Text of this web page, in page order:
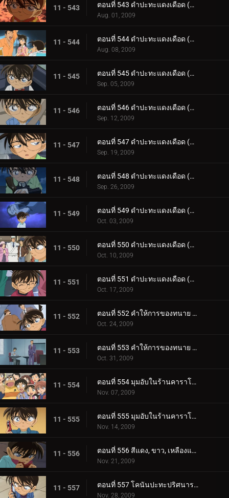
11 - 543 ตอนที่ 543 ดำปะทะแดงเดือด (ตอน 6)
Aug. 01, 2009
11 - 544 ตอนที่ 544 ดำปะทะแดงเดือด (ตอน 7)
Aug. 08, 2009
11 - 545 ตอนที่ 545 ดำปะทะแดงเดือด (ตอน 8)
Sep. 05, 2009
11 - 546 ตอนที่ 546 ดำปะทะแดงเดือด (ตอน 9)
Sep. 12, 2009
11 - 547 ตอนที่ 547 ดำปะทะแดงเดือด (ตอน 10)
Sep. 19, 2009
11 - 548 ตอนที่ 548 ดำปะทะแดงเดือด (ตอน 11)
Sep. 26, 2009
11 - 549 ตอนที่ 549 ดำปะทะแดงเดือด (ตอน 12)
Oct. 03, 2009
11 - 550 ตอนที่ 550 ดำปะทะแดงเดือด (ตอน 13)
Oct. 10, 2009
11 - 551 ตอนที่ 551 ดำปะทะแดงเดือด (ตอน 14)
Oct. 17, 2009
11 - 552 ตอนที่ 552 คำให้การของทนาย คิซากิ เอริ (ตอน 1)
Oct. 24, 2009
11 - 553 ตอนที่ 553 คำให้การของทนาย คิซากิ เอริ (ตอน 2)
Oct. 31, 2009
11 - 554 ตอนที่ 554 มุมอับในร้านคาราโอเกะ (ตอน 1)
Nov. 07, 2009
11 - 555 ตอนที่ 555 มุมอับในร้านคาราโอเกะ (ตอน 2)
Nov. 14, 2009
11 - 556 ตอนที่ 556 สีแดง, ขาว, เหลืองและขบวนการนักสืบเยาวชน
Nov. 21, 2009
11 - 557 ตอนที่ 557 โคนันปะทะปริศนารหัสซ้อน
Nov. 28, 2009